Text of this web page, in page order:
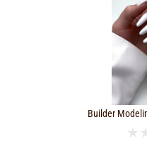
Builder
★